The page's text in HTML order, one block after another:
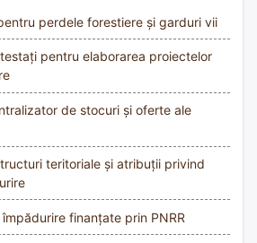
perdele forestiere și garduri vii
pentru elaborarea proiectelor
de stocuri și oferte ale
teritoriale și atribuții privind
finanțate prin PNRR